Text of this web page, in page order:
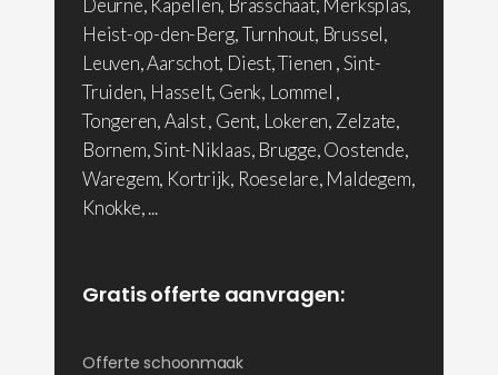
Deurne, Kapellen, Brasschaat, Merksplas,
Heist-op-den-Berg, Turnhout, Brussel,
Leuven, Aarschot, Diest, Tienen , Sint-
Truiden, Hasselt, Genk, Lommel ,
Tongeren, Aalst , Gent, Lokeren, Zelzate,
Bornem, Sint-Niklaas, Brugge, Oostende,
Waregem, Kortrijk, Roeselare, Maldegem,
Knokke, ...
Gratis offerte aanvragen:
Offerte schoonmaak